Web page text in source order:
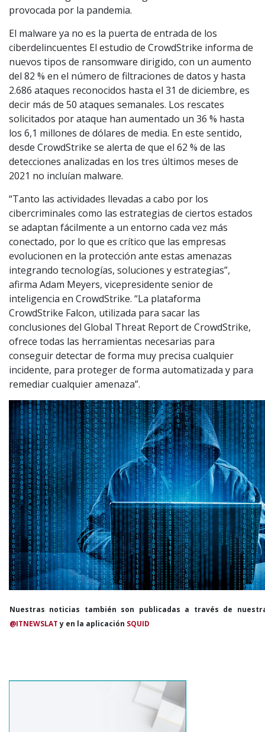
provocada por la pandemia.
El malware ya no es la puerta de entrada de los
ciberdelincuentes El estudio de CrowdStrike informa de
nuevos tipos de ransomware dirigido, con un aumento
del 82 % en el número de filtraciones de datos y hasta
2.686 ataques reconocidos hasta el 31 de diciembre, es
decir más de 50 ataques semanales. Los rescates
solicitados por ataque han aumentado un 36 % hasta
los 6,1 millones de dólares de media. En este sentido,
desde CrowdStrike se alerta de que el 62 % de las
detecciones analizadas en los tres últimos meses de
2021 no incluían malware.
“Tanto las actividades llevadas a cabo por los
cibercriminales como las estrategias de ciertos estados
se adaptan fácilmente a un entorno cada vez más
conectado, por lo que es crítico que las empresas
evolucionen en la protección ante estas amenazas
integrando tecnologías, soluciones y estrategias”,
afirma Adam Meyers, vicepresidente senior de
inteligencia en CrowdStrike. “La plataforma
CrowdStrike Falcon, utilizada para sacar las
conclusiones del Global Threat Report de CrowdStrike,
ofrece todas las herramientas necesarias para
conseguir detectar de forma muy precisa cualquier
incidente, para proteger de forma automatizada y para
remediar cualquier amenaza”.
Nuestras noticias también son publicadas a través de
@ITNEWSLATy en la aplicación SQUID